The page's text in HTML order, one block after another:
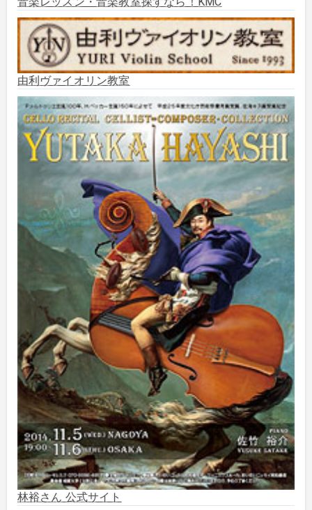
2025年8月 (5)
2025年7月 (3)
2025年6月 (1)
2025年5月 (5)
2025年3月 (1)
2025年2月
2025年1月 (3)
2024年12月
2024年11月
2024年10月 (5)
2024年9月 (6)
2024年8月 (10)
2024年7月 (1)
2024年6月 (6)
由利ヴァイオリン教室
林裕さん 公式サイト